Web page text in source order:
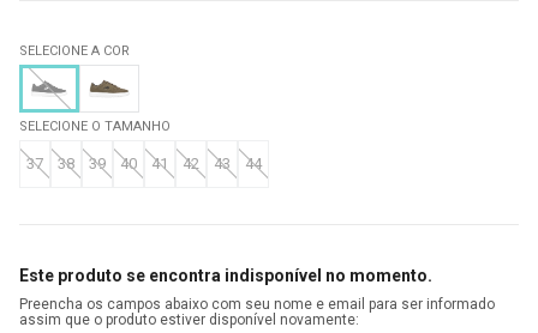
SELECIONE O TAMANHO
37 38 39 40 41 42 43 44
SELECIONE A COR
Este produto se encontra indisponível no momento.
Preencha os campos abaixo com seu nome e email para ser informado
assim que o produto estiver disponível novamente: